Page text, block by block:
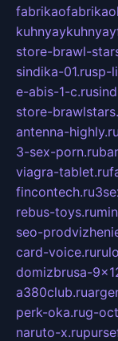
store-brawl-
sindika-01.rusp-
e-abis-1-c.ru
store-
antenna-highly.ru
3-sex-porn.ru
viagra-tablet.ru
fincontech.ru
rebus-toys.ru
seo-
card-voice.ru
domizbrusa-
a380club.ru
perk-oka.rug-
naruto-x.ru